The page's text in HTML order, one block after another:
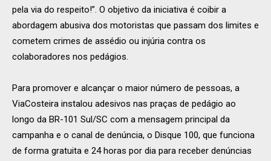
pela via do respeito!”. O objetivo da iniciativa é coibir a
abordagem abusiva dos motoristas que passam dos limites e
cometem crimes de assédio ou injúria contra os
colaboradores nos pedágios.
Para promover e alcançar o maior número de pessoas, a
ViaCosteira instalou adesivos nas praças de pedágio ao
longo da BR-101 Sul/SC com a mensagem principal da
campanha e o canal de denúncia, o Disque 100, que funciona
de forma gratuita e 24 horas por dia para receber denúncias